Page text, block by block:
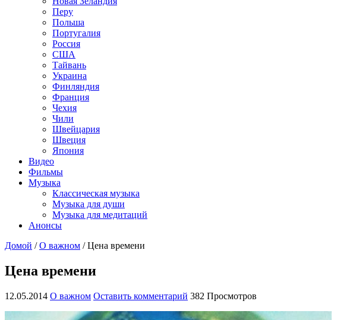
Перу
Польша
Португалия
Россия
США
Тайвань
Украина
Финляндия
Франция
Чехия
Чили
Швейцария
Швеция
Япония
Видео
Фильмы
Музыка
Классическая музыка
Музыка для души
Музыка для медитаций
Анонсы
Домой / О важном / Цена времени
Цена времени
12.05.2014 О важном Оставить комментарий 382 Просмотров